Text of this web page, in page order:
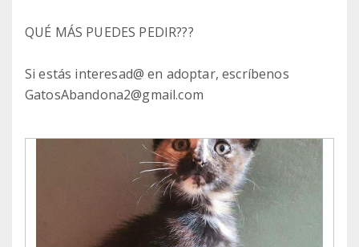
QUÉ MÁS PUEDES PEDIR???
Si estás interesad@ en adoptar, escríbenos
GatosAbandona2@gmail.com